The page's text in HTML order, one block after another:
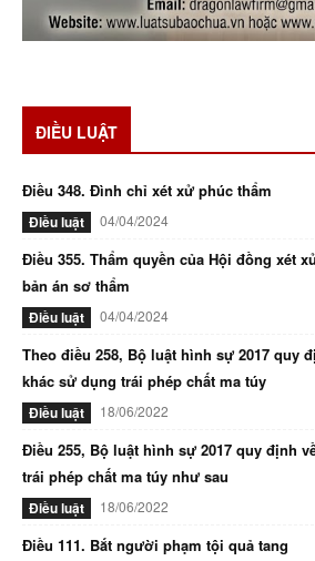
ĐIỀU LUẬT
Điều 348. Đình chỉ xét xử phúc thẩm
Điều luật 04/04/2024
Điều 355. Thẩm quyền của Hội đồng xét
bản án sơ thẩm
Điều luật 04/04/2024
Theo điều 258, Bộ luật hình sự 2017 quy
khác sử dụng trái phép chất ma túy
Điều luật 18/06/2022
Điều 255, Bộ luật hình sự 2017 quy định
trái phép chất ma túy như sau
Điều luật 18/06/2022
Điều 111. Bắt người phạm tội quả tang